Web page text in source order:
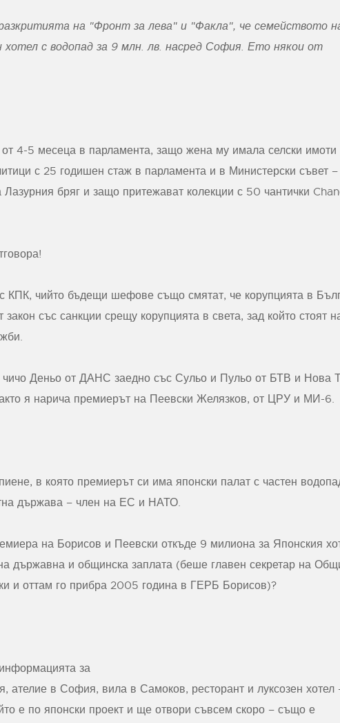
на "Фронт за лева" и "Факла", че семейството
хотел с водопад за 9 млн. лв. насред София. Ето някои от
4-5 месеца в парламента, защо жена му имала селски имоти
с 25 годишен стаж в парламента и в Министерски съвет
бряг и защо притежават колекции с 50 чантички
чийто бъдещи шефове също смятат, че корупцията в
със санкции срещу корупцията в света, зад който стоят
Деньо от ДАНС заедно със Сульо и Пульо от БТВ и Нова
я нарича премиерът на Пеевски Желязков, от ЦРУ и МИ-6.
в която премиерът си има японски палат с частен
държава – член на ЕС и НАТО.
на Борисов и Пеевски откъде 9 милиона за Японския
държавна и общинска заплата (беше главен секретар на
и оттам го прибра 2005 година в ГЕРБ Борисов)?
за
в София, вила в Самоков, ресторант и луксозен хотел
е по японски проект и ще отвори съвсем скоро – също е